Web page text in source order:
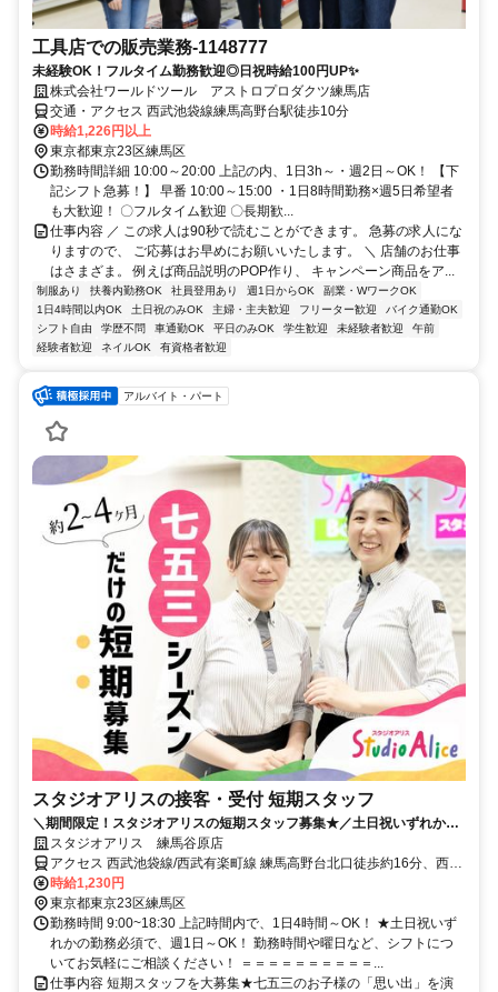
工具店での販売業務-1148777
未経験OK！フルタイム勤務歓迎◎日祝時給100円UP✨
株式会社ワールドツール アストロプロダクツ練馬店
交通・アクセス 西武池袋線練馬高野台駅徒歩10分
時給1,226円以上
東京都東京23区練馬区
勤務時間詳細 10:00～20:00 上記の内、1日3h～・週2日～OK！ 【下
記シフト急募！】 早番 10:00～15:00 ・1日8時間勤務×週5日希望者
も大歓迎！ 〇フルタイム歓迎 〇長期歓...
仕事内容 ／ この求人は90秒で読むことができます。 急募の求人にな
りますので、 ご応募はお早めにお願いいたします。 ＼ 店舗のお仕事
はさまざま。 例えば商品説明のPOP作り、 キャンペーン商品をア...
制服あり 扶養内勤務OK 社員登用あり 週1日からOK
副業・WワークOK
1日4時間以内OK
土日祝のみOK 主婦・主夫歓迎 フリーター歓迎
バイク通勤OK
シフト自由
学歴不問 車通勤OK 平日のみOK 学生歓迎 未経験者歓迎
午前
経験者歓迎
ネイルOK 有資格者歓迎
アルバイト・パート
スタジオアリスの接客・受付 短期スタッフ
＼期間限定！スタジオアリスの短期スタッフ募集★／土日祝いずれかの
勤務必須で週1日、1日4h～OK！
スタジオアリス 練馬谷原店
アクセス 西武池袋線/西武有楽町線 練馬高野台北口徒歩約16分、西武
池袋線/西武秩父線 石神井公園北口徒歩約16分、都営大江戸線 光が丘
A5口徒歩約25分 西武池袋線 練馬高野台駅より徒歩15分
時給1,230円
東京都東京23区練馬区
勤務時間 9:00~18:30 上記時間内で、1日4時間～OK！ ★土日祝いず
れかの勤務必須で、週1日～OK！ 勤務時間や曜日など、シフトにつ
いてお気軽にご相談ください！ ＝＝＝＝＝＝＝＝＝＝...
仕事内容 短期スタッフを大募集★七五三のお子様の「思い出」を演